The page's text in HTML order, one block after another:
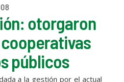
otorgaron
públicos
a la gestión por el actual